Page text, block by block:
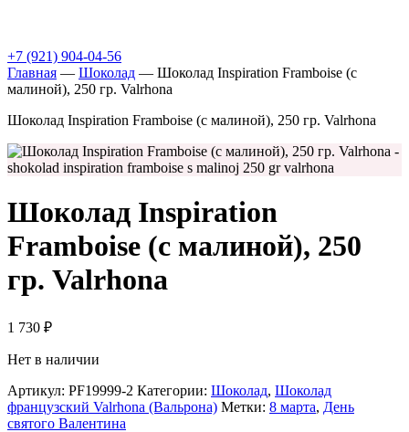
+7 (921) 904-04-56
Главная — Шоколад — Шоколад Inspiration Framboise (с
малиной), 250 гр. Valrhona
Шоколад Inspiration Framboise (с малиной), 250 гр. Valrhona
Шоколад Inspiration
Framboise (с малиной), 250
гр. Valrhona
1 730 ₽
Нет в наличии
Артикул: PF19999-2 Категории: Шоколад, Шоколад
французский Valrhona (Вальрона) Метки: 8 марта, День
святого Валентина